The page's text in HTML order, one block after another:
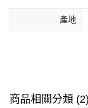
產地
商品相關分類 (2)